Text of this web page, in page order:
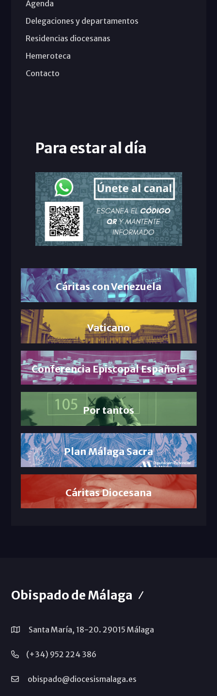
Agenda
Delegaciones y departamentos
Residencias diocesanas
Hemeroteca
Contacto
Para estar al día
Cáritas con Venezuela
Vaticano
Conferencia Episcopal Española
Por tantos
Plan Málaga Sacra
Cáritas Diocesana
Obispado de Málaga
Santa María, 18-20. 29015 Málaga
(+34) 952 224 386
obispado@diocesismalaga.es